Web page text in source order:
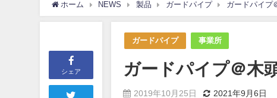
ホーム NEWS 製品 ガードパイプ ガードパイプ
シェア
ガードパイプ 事業所
ガードパイプ＠木
2019年10月25日 2021年9月6日